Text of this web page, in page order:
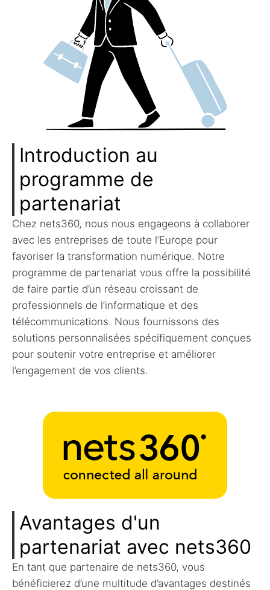
Introduction au
programme de
partenariat
Chez nets360, nous nous engageons à collaborer
avec les entreprises de toute l’Europe pour
favoriser la transformation numérique. Notre
programme de partenariat vous offre la possibilité
de faire partie d’un réseau croissant de
professionnels de l’informatique et des
télécommunications. Nous fournissons des
solutions personnalisées spécifiquement conçues
pour soutenir votre entreprise et améliorer
l’engagement de vos clients.
Avantages d'un
partenariat avec nets360
En tant que partenaire de nets360, vous
bénéficierez d’une multitude d’avantages destinés